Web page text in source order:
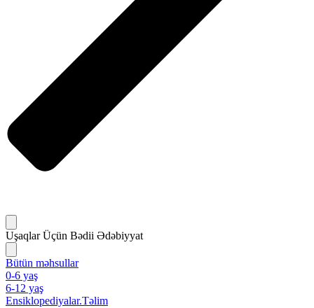
Uşaqlar Üçün Bədii Ədəbiyyat
Bütün məhsullar
0-6 yaş
6-12 yaş
Ensiklopediyalar.Təlim